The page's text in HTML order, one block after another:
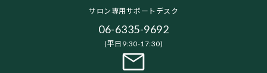
サロン専用サポートデスク
06-6335-9692
(平日9:30-17:30)